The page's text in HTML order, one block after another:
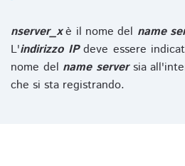
nserver_xè il nome del name
L'indirizzo IPdeve essere
nome del name serversia
che si sta registrando.